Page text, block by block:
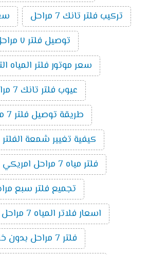
تركيب فلتر تانك 7 مراحل
توصيل فلتر ٧ مراحل
سعر موتور فلتر المياه
عيوب فلتر تانك 7 مراحل
طريقة توصيل فلتر 7 مراحل
كيفية تغيير شمعة الفلتر 7 مراحل
فلتر مياه 7 مراحل امريكي tornado
تجميع فلتر سبع
اسعار فلاتر المياه 7 مراحل اكوا جيت
فلتر 7 مراحل بدون خزان